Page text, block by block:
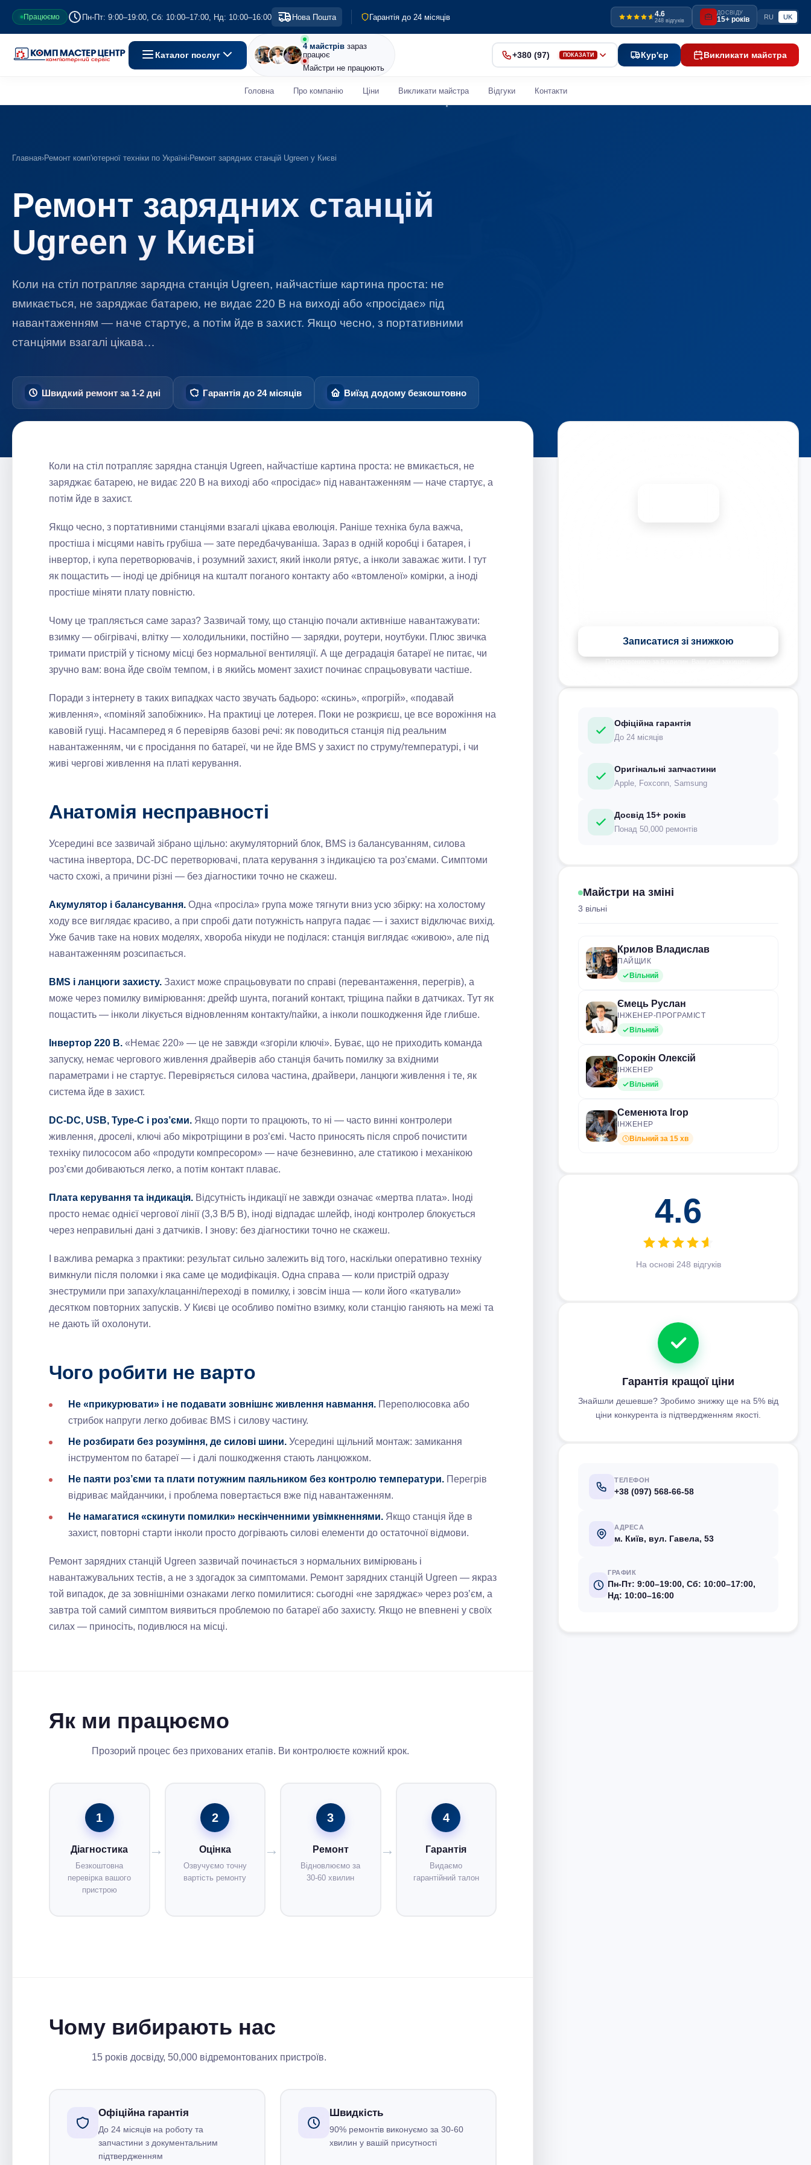
Працюємо Пн-Пт: 9:00–19:00, Сб: 10:00–17:00, Нд: 10:00–16:00 Нова Пошта
Діагностика 0 грн
4.6
248 відгуків
ДОСВІДУ
15+ років RU UK
Каталог послуг
4 майстрівзараз
працює
Майстри не працюють
+380 (97) ПОКАЗАТИ Кур'єр Викликати майстра
Головна Про компанію Ціни Викликати майстра Відгуки Контакти
Главная›Ремонт комп'ютерної техніки по Україні›Ремонт зарядних станцій Ugreen у Києві
Ремонт зарядних станцій
Ugreen у Києві
Коли на стіл потрапляє зарядна станція Ugreen, найчастіше картина проста: не
вмикається, не заряджає батарею, не видає 220 В на виході або «просідає» під
навантаженням — наче стартує, а потім йде в захист. Якщо чесно, з портативними
станціями взагалі цікава…
Швидкий ремонт за 1-2 дні Гарантія до 24 місяців Виїзд додому безкоштовно
Коли на стіл потрапляє зарядна станція Ugreen, найчастіше картина проста: не вмикається, не
заряджає батарею, не видає 220 В на виході або «просідає» під навантаженням — наче стартує, а
потім йде в захист.
Якщо чесно, з портативними станціями взагалі цікава еволюція. Раніше техніка була важча,
простіша і місцями навіть грубіша — зате передбачуваніша. Зараз в одній коробці і батарея, і
інвертор, і купа перетворювачів, і розумний захист, який інколи рятує, а інколи заважає жити. І тут
як пощастить — іноді це дрібниця на кшталт поганого контакту або «втомленої» комірки, а іноді
простіше міняти плату повністю.
Чому це трапляється саме зараз? Зазвичай тому, що станцію почали активніше навантажувати:
взимку — обігрівачі, влітку — холодильники, постійно — зарядки, роутери, ноутбуки. Плюс звичка
тримати пристрій у тісному місці без нормальної вентиляції. А ще деградація батареї не питає, чи
зручно вам: вона йде своїм темпом, і в якийсь момент захист починає спрацьовувати частіше.
Поради з інтернету в таких випадках часто звучать бадьоро: «скинь», «прогрій», «подавай
живлення», «поміняй запобіжник». На практиці це лотерея. Поки не розкриєш, це все ворожіння на
кавовій гущі. Насамперед я б перевіряв базові речі: як поводиться станція під реальним
навантаженням, чи є просідання по батареї, чи не йде BMS у захист по струму/температурі, і чи
живі чергові живлення на платі керування.
Анатомія несправності
Усередині все зазвичай зібрано щільно: акумуляторний блок, BMS із балансуванням, силова
частина інвертора, DC-DC перетворювачі, плата керування з індикацією та роз’ємами. Симптоми
часто схожі, а причини різні — без діагностики точно не скажеш.
Акумулятор і балансування. Одна «просіла» група може тягнути вниз усю збірку: на холостому
ходу все виглядає красиво, а при спробі дати потужність напруга падає — і захист відключає вихід.
Уже бачив таке на нових моделях, хвороба нікуди не поділася: станція виглядає «живою», але під
навантаженням розсипається.
BMS і ланцюги захисту. Захист може спрацьовувати по справі (перевантаження, перегрів), а
може через помилку вимірювання: дрейф шунта, поганий контакт, тріщина пайки в датчиках. Тут як
пощастить — інколи лікується відновленням контакту/пайки, а інколи пошкодження йде глибше.
Інвертор 220 В. «Немає 220» — це не завжди «згоріли ключі». Буває, що не приходить команда
запуску, немає чергового живлення драйверів або станція бачить помилку за вхідними
параметрами і не стартує. Перевіряється силова частина, драйвери, ланцюги живлення і те, як
система йде в захист.
DC-DC, USB, Type‑C і роз’єми. Якщо порти то працюють, то ні — часто винні контролери
живлення, дроселі, ключі або мікротріщини в роз’ємі. Часто приносять після спроб почистити
техніку пилососом або «продути компресором» — наче безневинно, але статикою і механікою
роз’єми добиваються легко, а потім контакт плаває.
Плата керування та індикація. Відсутність індикації не завжди означає «мертва плата». Іноді
просто немає однієї чергової лінії (3,3 В/5 В), іноді відпадає шлейф, іноді контролер блокується
через неправильні дані з датчиків. І знову: без діагностики точно не скажеш.
І важлива ремарка з практики: результат сильно залежить від того, наскільки оперативно техніку
вимкнули після поломки і яка саме це модифікація. Одна справа — коли пристрій одразу
знеструмили при запаху/клацанні/переході в помилку, і зовсім інша — коли його «катували»
десятком повторних запусків. У Києві це особливо помітно взимку, коли станцію ганяють на межі та
не дають їй охолонути.
Чого робити не варто
Не «прикурювати» і не подавати зовнішнє живлення навмання. Переполюсовка або
стрибок напруги легко добиває BMS і силову частину.
Не розбирати без розуміння, де силові шини. Усередині щільний монтаж: замикання
інструментом по батареї — і далі пошкодження стають ланцюжком.
Не паяти роз’єми та плати потужним паяльником без контролю температури. Перегрів
відриває майданчики, і проблема повертається вже під навантаженням.
Не намагатися «скинути помилки» нескінченними увімкненнями. Якщо станція йде в
захист, повторні старти інколи просто догрівають силові елементи до остаточної відмови.
Ремонт зарядних станцій Ugreen зазвичай починається з нормальних вимірювань і
навантажувальних тестів, а не з здогадок за симптомами. Ремонт зарядних станцій Ugreen — якраз
той випадок, де за зовнішніми ознаками легко помилитися: сьогодні «не заряджає» через роз’єм, а
завтра той самий симптом виявиться проблемою по батареї або захисту. Якщо не впевнені у своїх
силах — приносіть, подивлюся на місці.
Як ми працюємо
Прозорий процес без прихованих етапів. Ви контролюєте кожний крок.
1
Діагностика
Безкоштовна
перевірка вашого
пристрою
2
Оцінка
Озвучуємо точну
вартість ремонту
3
Ремонт
Відновлюємо за
30-60 хвилин
4
Гарантія
Видаємо
гарантійний талон
Чому вибирають нас
15 років досвіду, 50,000 відремонтованих пристроїв.
Офіційна гарантія
До 24 місяців на роботу та
запчастини з документальним
підтвердженням
Швидкість
90% ремонтів виконуємо за 30-60
хвилин у вашій присутності
Записатися зі знижкою
Передзвонимо за 5 хвилин. Ваші дані захищені.
Офіційна гарантія
До 24 місяців
Оригінальні запчастини
Apple, Foxconn, Samsung
Досвід 15+ років
Понад 50,000 ремонтів
Майстри на зміні
3 вільні
Крилов Владислав
ПАЙЩИК
Вільний
Ємець Руслан
ІНЖЕНЕР-ПРОГРАМІСТ
Вільний
Сорокін Олексій
ІНЖЕНЕР
Вільний
Семенюта Ігор
ІНЖЕНЕР
Вільний за 15 хв
4.6
На основі 248 відгуків
Гарантія кращої ціни
Знайшли дешевше? Зробимо знижку ще на 5% від
ціни конкурента із підтвердженням якості.
ТЕЛЕФОН
+38 (097) 568-66-58
АДРЕСА
м. Київ, вул. Гавела, 53
ГРАФИК
Пн-Пт: 9:00–19:00, Сб: 10:00–17:00,
Нд: 10:00–16:00